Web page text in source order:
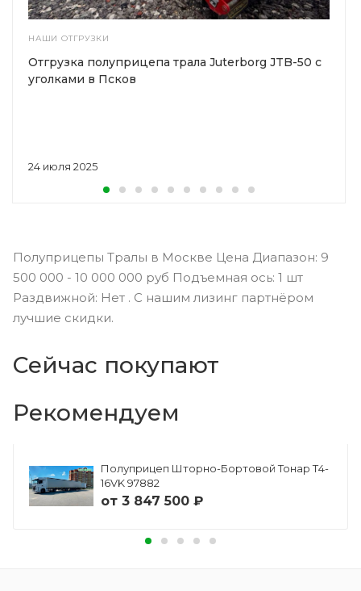
НАШИ ОТГРУЗКИ
24 июля 2025
Отгрузка полуприцепа трала Juterborg JTB-50 с
уголками в Псков
Полуприцепы Тралы в Москве Цена Диапазон: 9
500 000 - 10 000 000 руб Подъемная ось: 1 шт
Раздвижной: Нет . С нашим лизинг партнёром
лучшие скидки.
Сейчас покупают
Рекомендуем
Полуприцеп Шторно-Бортовой Тонар Т4-
16VK 97882
от 3 847 500 ₽